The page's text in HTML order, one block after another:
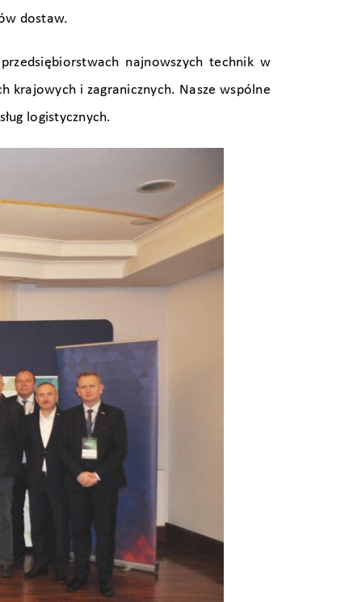
dostaw.
najnowszych technik w
krajowych i zagranicznych. Nasze wspólne
logistycznych.